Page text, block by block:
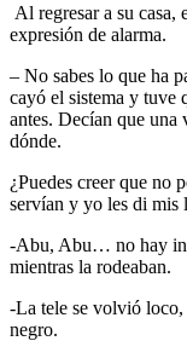
Al regresar a su casa,
expresión de alarma.
– No sabes lo que ha
cayó el sistema y tuve
antes. Decían que una
dónde.
¿Puedes creer que no
servían y yo les di mis
-Abu, Abu… no hay
mientras la rodeaban.
-La tele se volvió
negro.